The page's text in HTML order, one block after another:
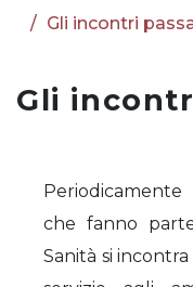
Gli incontri
Gli
che fanno
Sanità si